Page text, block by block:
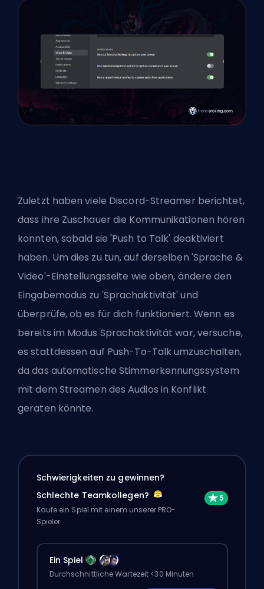
Zuletzt haben viele Discord-Streamer berichtet,
dass ihre Zuschauer die Kommunikationen hören
konnten, sobald sie 'Push to Talk' deaktiviert
haben. Um dies zu tun, auf derselben 'Sprache &
Video'-Einstellungsseite wie oben, ändere den
Eingabemodus zu 'Sprachaktivität' und
überprüfe, ob es für dich funktioniert. Wenn es
bereits im Modus Sprachaktivität war, versuche,
es stattdessen auf Push-To-Talk umzuschalten,
da das automatische Stimmerkennungssystem
mit dem Streamen des Audios in Konflikt
geraten könnte.
Schwierigkeiten zu gewinnen?
Schlechte Teamkollegen?
Kaufe ein Spiel mit einem unserer PRO-
Spieler.
Ein Spiel
Durchschnittliche Wartezeit <30 Minuten